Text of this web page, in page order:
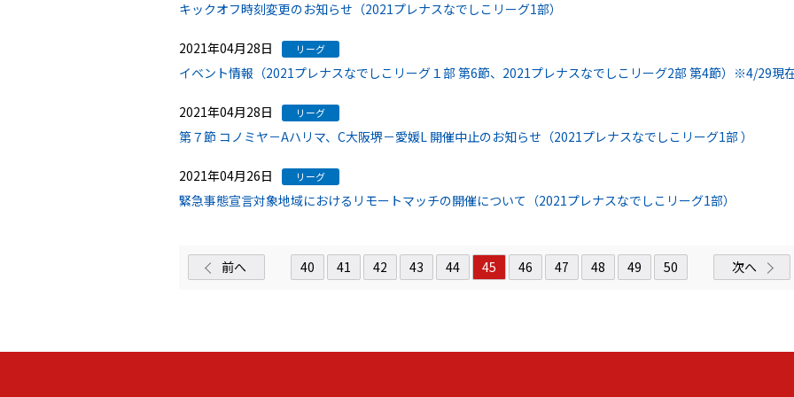
キックオフ時刻変更のお知らせ（2021プレナスなでしこリーグ1部）
2021年04月28日 リーグ
イベント情報（2021プレナスなでしこリーグ１部 第6節、2021プレナスなでしこリーグ2部 第4節）※4/29現
2021年04月28日 リーグ
第７節 コノミヤ－Aハリマ、C大阪堺－愛媛L 開催中止のお知らせ（2021プレナスなでしこリーグ1部 ）
2021年04月26日 リーグ
緊急事態宣言対象地域におけるリモートマッチの開催について（2021プレナスなでしこリーグ1部）
前へ 40 41 42 43 44 45 46 47 48 49 50 次へ